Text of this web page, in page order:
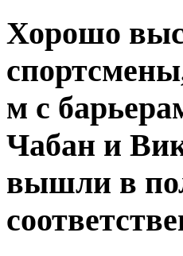
Хорошо
м с
Чабан и
вышли в